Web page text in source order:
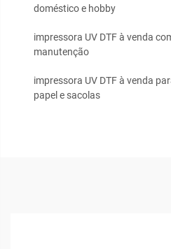
doméstico e hobby
impressora UV DTF à venda
manutenção
impressora UV DTF à venda
papel e sacolas